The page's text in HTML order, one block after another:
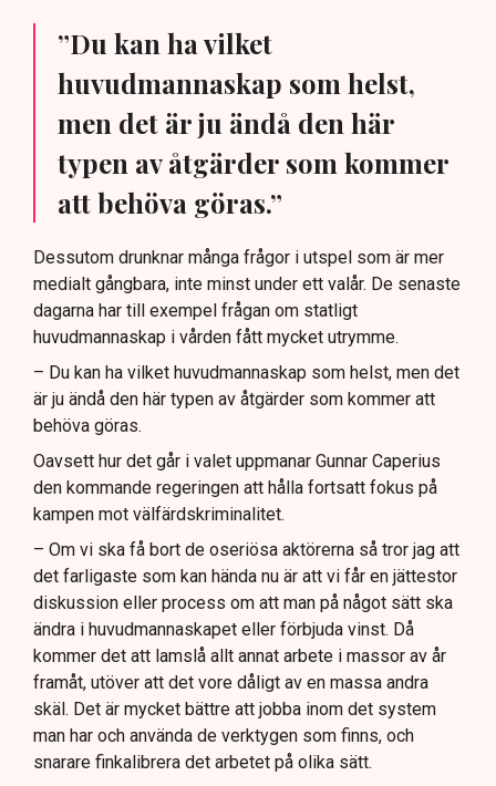
”Du kan ha vilket
huvudmannaskap som helst,
men det är ju ändå den här
typen av åtgärder som kommer
att behöva göras.”
Dessutom drunknar många frågor i utspel som är mer
medialt gångbara, inte minst under ett valår. De senaste
dagarna har till exempel frågan om statligt
huvudmannaskap i vården fått mycket utrymme.
– Du kan ha vilket huvudmannaskap som helst, men det
är ju ändå den här typen av åtgärder som kommer att
behöva göras.
Oavsett hur det går i valet uppmanar Gunnar Caperius
den kommande regeringen att hålla fortsatt fokus på
kampen mot välfärdskriminalitet.
– Om vi ska få bort de oseriösa aktörerna så tror jag att
det farligaste som kan hända nu är att vi får en jättestor
diskussion eller process om att man på något sätt ska
ändra i huvudmannaskapet eller förbjuda vinst. Då
kommer det att lamslå allt annat arbete i massor av år
framåt, utöver att det vore dåligt av en massa andra
skäl. Det är mycket bättre att jobba inom det system
man har och använda de verktygen som finns, och
snarare finkalibrera det arbetet på olika sätt.